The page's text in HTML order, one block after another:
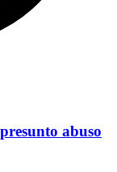
abuso